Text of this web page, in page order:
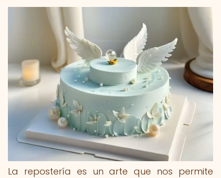
La repostería es un arte que nos permite